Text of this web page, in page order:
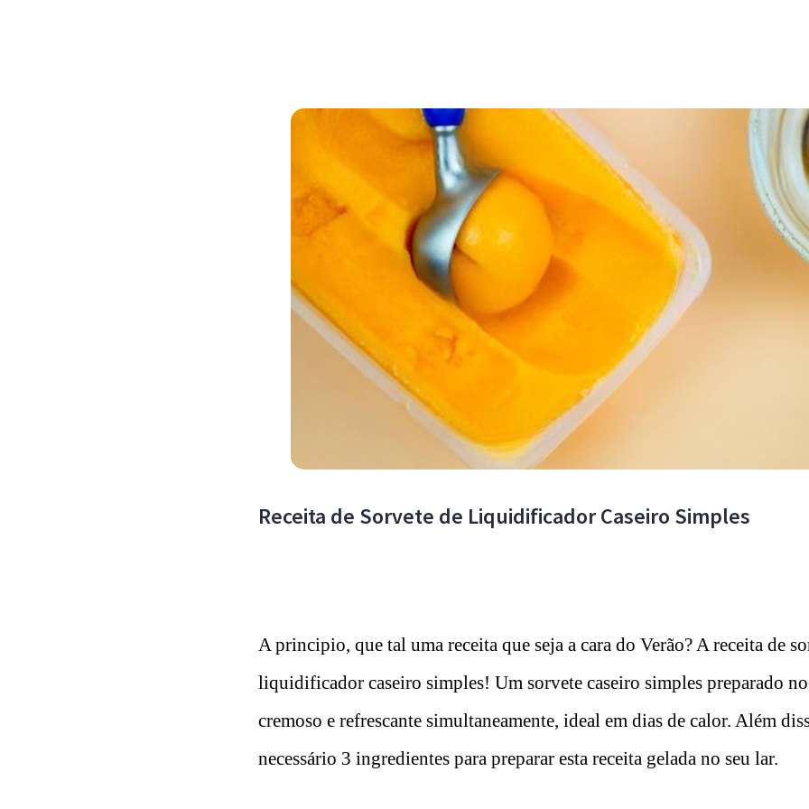
Receita de Sorvete de Liquidificador Caseiro Simples
A principio, que tal uma receita que seja a cara do Verão? A receita de
liquidificador caseiro simples! Um sorvete caseiro simples preparado
cremoso e refrescante simultaneamente, ideal em dias de calor. Além
necessário 3 ingredientes para preparar esta receita gelada no seu lar.